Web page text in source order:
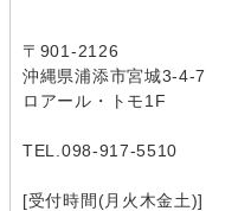
〒901-2126
沖縄県浦添市宮城3-4-7
ロアール・トモ1F
TEL.098-917-5510
[受付時間(月火木金土)]